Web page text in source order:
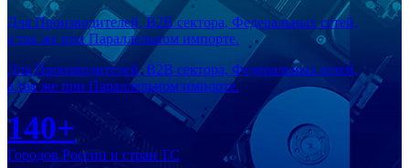
Для Производителей, В2В сектора, Федеральных сетей,
а так же при Параллельном импорте.
Для Производителей, В2В сектора, Федеральных сетей,
а так же при Параллельном импорте.
140+
Городов России и стран ТС